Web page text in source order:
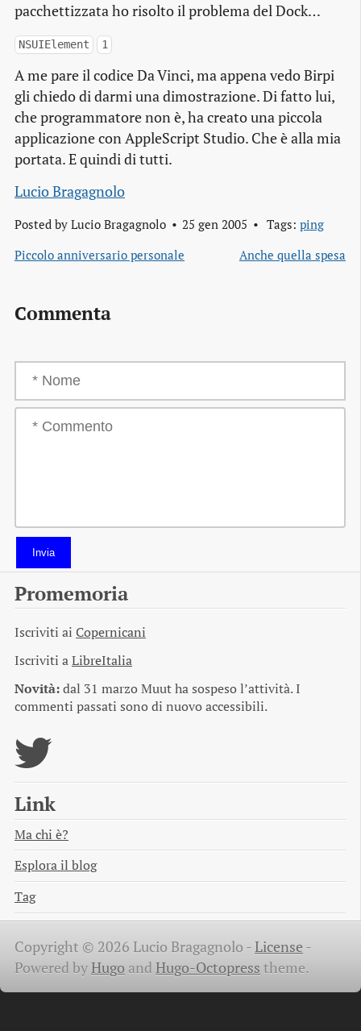
pacchettizzata ho risolto il problema del Dock…
NSUIElement 1
A me pare il codice Da Vinci, ma appena vedo Birpi
gli chiedo di darmi una dimostrazione. Di fatto lui,
che programmatore non è, ha creato una piccola
applicazione con AppleScript Studio. Che è alla mia
portata. E quindi di tutti.
Lucio Bragagnolo
Posted by Lucio Bragagnolo 25 gen 2005 Tags: ping
Piccolo anniversario personale
Anche quella spesa
Commenta
Invia
Promemoria
Iscriviti ai Copernicani
Iscriviti aLibreItalia
Novità:dal 31 marzo Muut ha sospeso l’attività. I
commenti passati sono di nuovo accessibili.
Link
Ma chi è?
Esplora il blog
Tag
Copyright © 2026 Lucio Bragagnolo -License -
Powered byHugo and Hugo-Octopress theme.